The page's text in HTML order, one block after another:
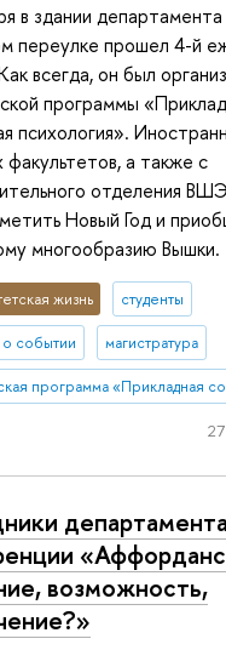
в здании департамента
переулке прошел 4-й
всегда, он был
программы
психология».
факультетов, а также с
отделения
Новый Год и
многообразию Вышки.
жизнь студенты
событии магистратура
программа «Прикладная
возможность,